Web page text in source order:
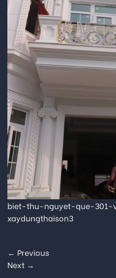
biet-thu-nguyet-que-301-
xaydungthaison3
← Previous
Next →